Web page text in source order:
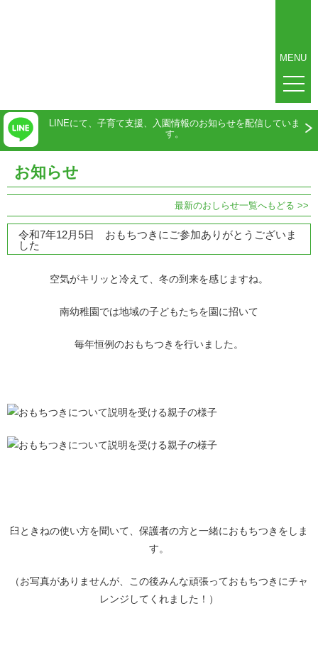
MENU
LINEにて、子育て支援、入園情報のお知らせを配信していま
す。
お知らせ
最新のおしらせ一覧へもどる >>
令和7年12月5日 おもちつきにご参加ありがとうございま
した
空気がキリッと冷えて、冬の到来を感じますね。
南幼稚園では地域の子どもたちを園に招いて
毎年恒例のおもちつきを行いました。
臼ときねの使い方を聞いて、保護者の方と一緒におもちつきをしま
す。
（お写真がありませんが、この後みんな頑張っておもちつきにチャ
レンジしてくれました！）